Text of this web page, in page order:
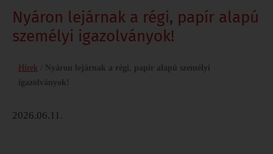
Nyáron lejárnak a régi, papír alapú
személyi igazolványok!
Hírek
Nyáron lejárnak a régi, papír alapú személyi
igazolványok!
2026.06.11.